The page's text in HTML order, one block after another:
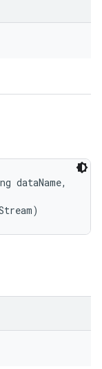
dataName,